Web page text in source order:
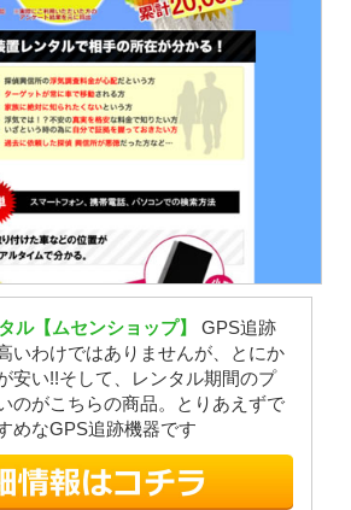
ル【ムセンショップ】
GPS追跡
いわけではありませんが、とにか
安い!!そして、レンタル期間のプ
のがこちらの商品。とりあえずで
めなGPS追跡機器です